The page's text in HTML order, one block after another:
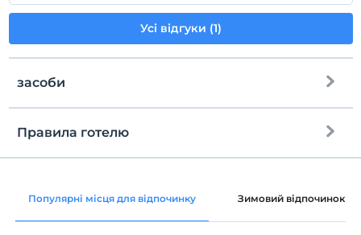
Усі відгуки (1)
засоби
Загальні зони та всі кімнати
Правила готелю
перевірь
Перевірити
Останній 11:00 і раніше
Популярні місця для відпочинку Зимовий відпочинок